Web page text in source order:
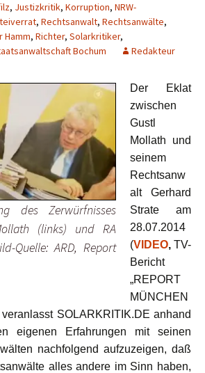
, Justizkritik, Korruption, NRW-
, Rechtsanwalt, Rechtsanwälte,
Hamm, Richter, Solarkritiker,
Bochum Redakteur
des Zerwürfnisses
(links) und RA
Quelle: ARD, Report
Der Eklat
zwischen
Gustl
Mollath und
seinem
Rechtsanw
alt Gerhard
Strate am
28.07.2014
(VIDEO, TV-
Bericht
„REPORT
MÜNCHEN
veranlasst SOLARKRITIK.DE anhand
eigenen Erfahrungen mit seinen
nachfolgend aufzuzeigen, daß
alles andere im Sinn haben,